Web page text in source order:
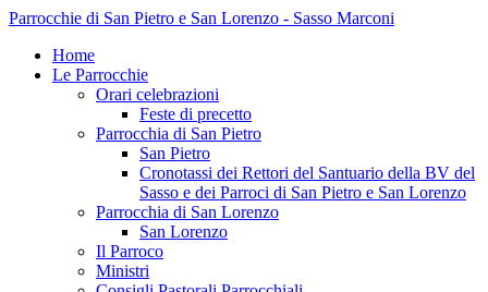
Parrocchie di San Pietro e San Lorenzo - Sasso Marconi
Home
Le Parrocchie
Orari celebrazioni
Feste di precetto
Parrocchia di San Pietro
San Pietro
Cronotassi dei Rettori del Santuario della BV del
Sasso e dei Parroci di San Pietro e San Lorenzo
Parrocchia di San Lorenzo
San Lorenzo
Il Parroco
Ministri